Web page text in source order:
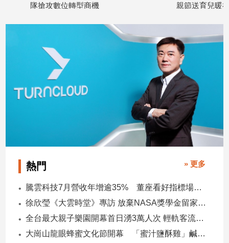
隊搶攻數位轉型商機
親節送育兒暖禮
熱門 » 更多
騰雲科技7月營收年增逾35% 董座看好指標場域複製動能
徐欣瑩《大雲時堂》專訪 放棄NASA獎學金留家鄉 主張雙AI治縣讓城市更科技更有愛
全台最大親子樂園開幕首日湧3萬人次 輕軌客流增20倍
大崗山龍眼蜂蜜文化節開幕 「蜜汁鹽酥雞」鹹甜跨界搶話題